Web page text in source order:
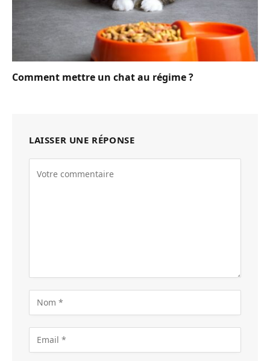
Comment mettre un chat au régime ?
LAISSER UNE RÉPONSE